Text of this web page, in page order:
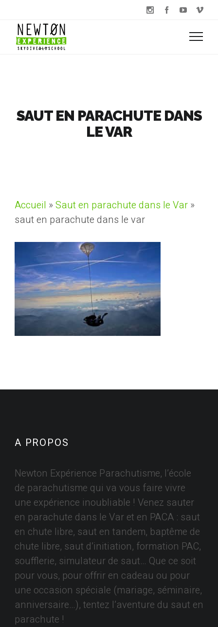
SAUT EN PARACHUTE DANS
LE VAR
Accueil » Saut en parachute dans le Var »
saut en parachute dans le var
A PROPOS
Newton Expérience Parachutisme, l’école
de parachutisme qui va vous faire vivre
une expérience inoubliable ! Venez sauter
en parachute dans le Var et en PACA : saut
en chute libre, saut en tandem, baptême de
chute libre, saut d’initiation, formation PAC,
soufflerie, simulateur de saut… Que ce soit
pour vous, pour offrir en cadeau ou pour
une occasion spéciale (mariage, séminaire,
anniversaire…), tentez l’aventure du saut en
parachute !